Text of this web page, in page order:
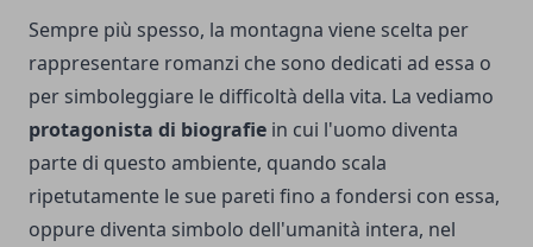
Sempre più spesso, la montagna viene scelta per
rappresentare romanzi che sono dedicati ad essa o
per simboleggiare le difficoltà della vita. La vediamo
protagonista di biografie in cui l'uomo diventa
parte di questo ambiente, quando scala
ripetutamente le sue pareti fino a fondersi con essa,
oppure diventa simbolo dell'umanità intera, nel